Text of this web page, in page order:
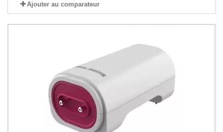
Ajouter au comparateur